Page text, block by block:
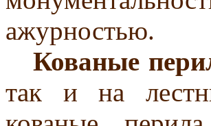
ажурностью.
Кованые
так и на